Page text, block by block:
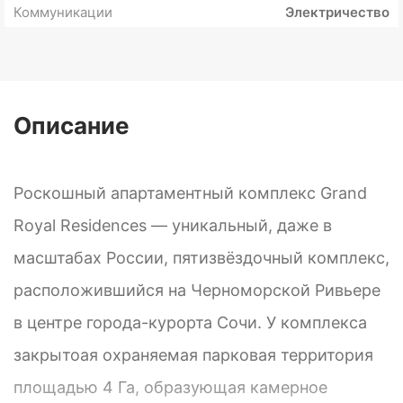
Коммуникации Электричество
Описание
Роскошный апартаментный комплекс Grand
Royal Residences — уникальный, даже в
масштабах России, пятизвёздочный комплекс,
расположившийся на Черноморской Ривьере
в центре города-курорта Сочи. У комплекса
закрытоая охраняемая парковая территория
площадью 4 Га, образующая камерное